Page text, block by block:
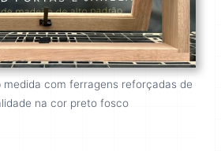
medida com ferragens reforçadas de
na cor preto fosco